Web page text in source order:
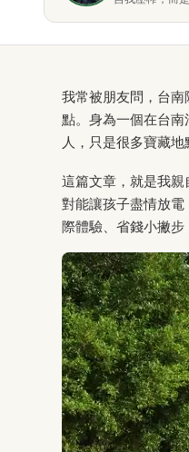
我常被朋友問，台
點。身為一個在台
人，只是很多寶藏地
這篇文章，就是我
對能讓孩子盡情放
際體驗、省錢小撇步